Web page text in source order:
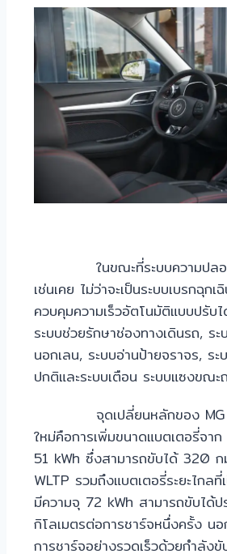
ในขณะที่ระบบความปลอด
เช่นเคย ไม่ว่าจะเป็นระบบเบรกฉุก
ควบคุมความเร็วอัตโนมัติแบบปรับ
ระบบช่วยรักษาช่องทางเดินรถ, ร
นอกเลน, ระบบอ่านป้ายจราจร, ร
ปกติและระบบเตือน ระบบแซงขณ
จุดเปลี่ยนหลักของ MG
ใหม่คือการเพิ่มขนาดแบตเตอรี่จา
51 kWh ซึ่งสามารถขับได้ 320
WLTP รวมถึงแบตเตอรี่ระยะไกล
มีความจุ 72 kWh สามารถขับได้
กิโลเมตรต่อการชาร์จหนึ่งครั้ง น
การชาร์จอย่างรวดเร็วด้วยกำลัง